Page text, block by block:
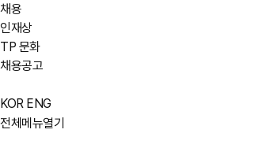
채용
인재상
TP 문화
채용공고
KOR ENG
전체메뉴열기